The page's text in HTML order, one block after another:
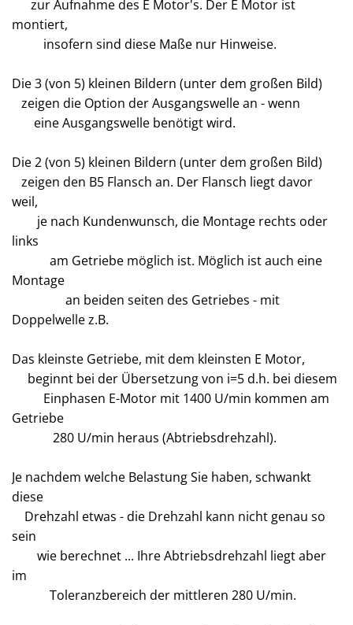
zur Aufnahme des E Motor's. Der E Motor ist
montiert,
insofern sind diese Maße nur Hinweise.
Die 3 (von 5) kleinen Bildern (unter dem großen Bild)
zeigen die Option der Ausgangswelle an - wenn
eine Ausgangswelle benötigt wird.
Die 2 (von 5) kleinen Bildern (unter dem großen Bild)
zeigen den B5 Flansch an. Der Flansch liegt davor
weil,
je nach Kundenwunsch, die Montage rechts oder
links
am Getriebe möglich ist. Möglich ist auch eine
Montage
an beiden seiten des Getriebes - mit
Doppelwelle z.B.
Das kleinste Getriebe, mit dem kleinsten E Motor,
beginnt bei der Übersetzung von i=5 d.h. bei diesem
Einphasen E-Motor mit 1400 U/min kommen am
Getriebe
280 U/min heraus (Abtriebsdrehzahl).
Je nachdem welche Belastung Sie haben, schwankt
diese
Drehzahl etwas - die Drehzahl kann nicht genau so
sein
wie berechnet ... Ihre Abtriebsdrehzahl liegt aber
im
Toleranzbereich der mittleren 280 U/min.